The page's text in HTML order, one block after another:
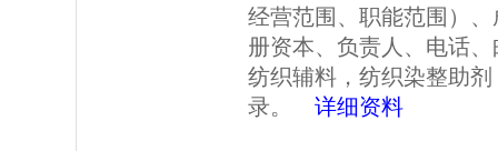
经营范围、职能范围）
册资本、负责人、电话
纺织辅料，纺织染整助
录。
详细资料